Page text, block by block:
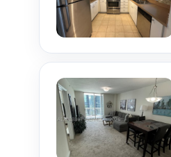
Essa página e
minimo de 3 a 12
oferer ou nao
Clique aqui para
Miami +1 305 540
Para Vendas ligar